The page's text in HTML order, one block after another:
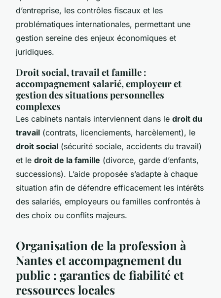
d’entreprise, les contrôles fiscaux et les
problématiques internationales, permettant une
gestion sereine des enjeux économiques et
juridiques.
Droit social, travail et famille :
accompagnement salarié, employeur et
gestion des situations personnelles
complexes
Les cabinets nantais interviennent dans le droit du
travail (contrats, licenciements, harcèlement), le
droit social (sécurité sociale, accidents du travail)
et le droit de la famille (divorce, garde d’enfants,
successions). L’aide proposée s’adapte à chaque
situation afin de défendre efficacement les intérêts
des salariés, employeurs ou familles confrontés à
des choix ou conflits majeurs.
Organisation de la profession à
Nantes et accompagnement du
public : garanties de fiabilité et
ressources locales